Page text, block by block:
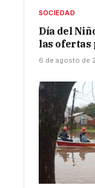
SOCIEDAD
Día del
las ofertas
6 de agosto de